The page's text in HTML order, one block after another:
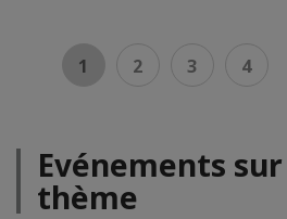
1 2 3 4
Evénements
thème